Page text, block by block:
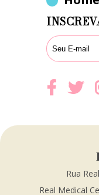
Rua
Real Medical